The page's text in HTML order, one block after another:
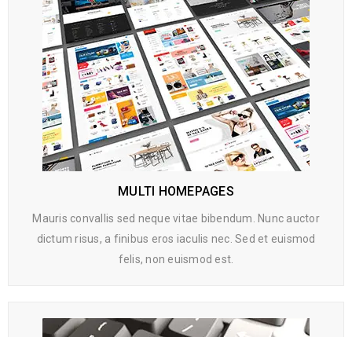
MULTI HOMEPAGES
Mauris convallis sed neque vitae bibendum. Nunc auctor
dictum risus, a finibus eros iaculis nec. Sed et euismod
felis, non euismod est.